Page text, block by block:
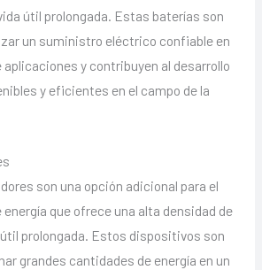
útil prolongada. Estas baterías son
un suministro eléctrico confiable en
aplicaciones y contribuyen al desarrollo
y eficientes en el campo de la
son una opción adicional para el
que ofrece una alta densidad de
prolongada. Estos dispositivos son
grandes cantidades de energía en un